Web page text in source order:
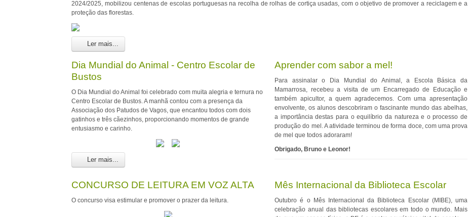
2024/2025, mobilizou centenas de escolas portuguesas na recolha de rolhas de cortiça usadas, com o objetivo de promover a reciclagem e a
proteção das florestas.
Ler mais...
Dia Mundial do Animal - Centro Escolar de
Bustos
O Dia Mundial do Animal foi celebrado com muita alegria e ternura no
Centro Escolar de Bustos. A manhã contou com a presença da
Associação dos Patudos de Vagos, que encantou todos com dois
gatinhos e três cãezinhos, proporcionando momentos de grande
entusiasmo e carinho.
Ler mais...
Aprender com sabor a mel!
Para assinalar o Dia Mundial do Animal, a Escola Básica da
Mamarrosa, recebeu a visita de um Encarregado de Educação e
também apicultor, a quem agradecemos. Com uma apresentação
envolvente, os alunos descobriram o fascinante mundo das abelhas,
a importância destas para o equilíbrio da natureza e o processo de
produção do mel. A atividade terminou de forma doce, com uma prova
de mel que todos adoraram!
Obrigado, Bruno e Leonor!
CONCURSO DE LEITURA EM VOZ ALTA
O concurso visa estimular e promover o prazer da leitura.
Mês Internacional da Biblioteca Escolar
Outubro é o Mês Internacional da Biblioteca Escolar (MIBE), uma
celebração anual das bibliotecas escolares em todo o mundo. Mais